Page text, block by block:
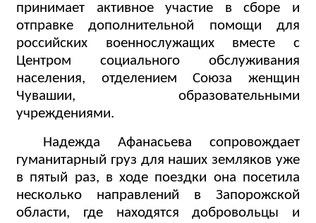
принимает активное участие в сборе и
отправке дополнительной помощи для
российских военнослужащих вместе с
Центром социального обслуживания
населения, отделением Союза женщин
Чувашии, образовательными
учреждениями.
Надежда Афанасьева сопровождает
гуманитарный груз для наших земляков уже
в пятый раз, в ходе поездки она посетила
несколько направлений в Запорожской
области, где находятся добровольцы и